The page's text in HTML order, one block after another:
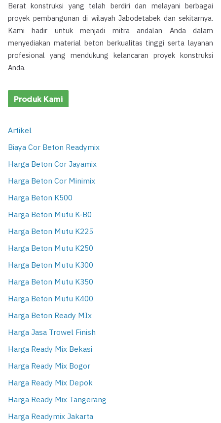
Berat konstruksi yang telah berdiri dan melayani berbagai
proyek pembangunan di wilayah Jabodetabek dan sekitarnya.
Kami hadir untuk menjadi mitra andalan Anda dalam
menyediakan material beton berkualitas tinggi serta layanan
profesional yang mendukung kelancaran proyek konstruksi
Anda.
Produk Kami
Artikel
Biaya Cor Beton Readymix
Harga Beton Cor Jayamix
Harga Beton Cor Minimix
Harga Beton K500
Harga Beton Mutu K-B0
Harga Beton Mutu K225
Harga Beton Mutu K250
Harga Beton Mutu K300
Harga Beton Mutu K350
Harga Beton Mutu K400
Harga Beton Ready MIx
Harga Jasa Trowel Finish
Harga Ready Mix Bekasi
Harga Ready Mix Bogor
Harga Ready Mix Depok
Harga Ready Mix Tangerang
Harga Readymix Jakarta